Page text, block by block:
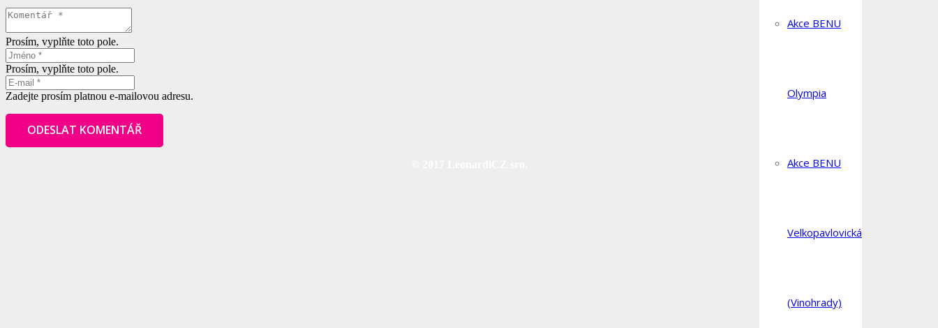
Akce BENU
Olympia
Akce BENU
Velkopavlovická
(Vinohrady)
Prosím, vyplňte toto pole.
Prosím, vyplňte toto pole.
Zadejte prosím platnou e-mailovou adresu.
ODESLAT KOMENTÁŘ